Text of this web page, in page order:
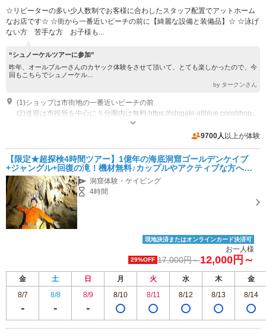
☆リピーターの多い少人数制でお客様に合わしたスタッフ配置でアットホーム
なお店です☆ ☆街から一番近いビーチの前に【綺麗な設備と装備品】☆ ☆泳げ
ない方 苦手な方 お子様も...
“シュノーケルツアーに参加”
昨年、オールブルーさんのカヤック体験をさせて頂いて、とても楽しかったので、今
回もこちらでシュノーケル...
by タークンさん
(1)ショップは市街地の一番近いビーチの前
営業時間：８:00～２０:00 休業日：不定休
9700人 以上が体験
【限定★超探検4時間ツアー】1億年の海底洞窟ゴールデンケイブ
+ジャングル+回復の滝！機材無料♪カップルやアクティブな方へ <
GJT>
洞窟体験・ケイビング
4時間
現地決済またはオンラインカード決済可
お一人様
29%OFF 17,000円～12,000円～
金 土 日 月 火 水 木
金
8/7
8/8 8/9 8/10 8/11 8/12 8/13 8/14